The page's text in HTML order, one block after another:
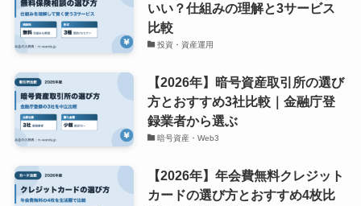
いい？仕組みの理解と3サービス
比較
投資・資産運用
【2026年】暗号資産取引所の選び
方とおすすめ3社比較｜金融庁登
録業者から選ぶ
暗号資産・Web3
【2026年】年会費無料クレジット
カードの選び方とおすすめ4枚比